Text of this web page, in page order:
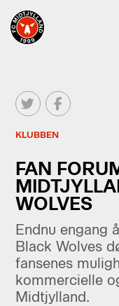
KLUBBEN
FAN
WOLVES
Endnu engang
Black Wolves
fansenes
kommercielle
Midtjylland.